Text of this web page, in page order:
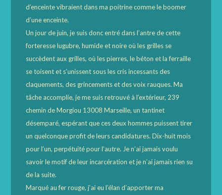
d’enceinte vibraient dans ma poitrine comme le boomer
d’une enceinte.
Un jour de juin, je suis donc entré dans l’antre de cette
forteresse lugubre, humide et noire où les grilles se
succèdent aux grilles, où les pierres, le béton et la ferraille
se toisent et s’unissent sous les cris incessants des
claquements, des grincements et des voix rauques. Ma
tâche accomplie, je me suis retrouvé à l’extérieur, 239
chemin de Morgiou 13008 Marseille, un tantinet
désemparé, espérant que ces deux hommes puissent tirer
un quelconque profit de leurs candidatures. Dix-huit mois
pour l’un, perpétuité pour l’autre. Je n’ai jamais voulu
savoir le motif de leur incarcération et je n’ai jamais rien su
de la suite.
Marqué au fer rouge, j’ai eu l’élan d’apporter ma